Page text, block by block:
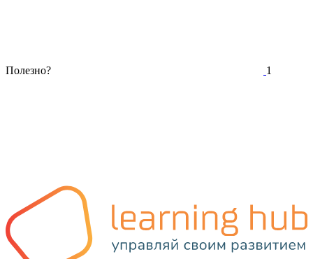
Полезно? 1